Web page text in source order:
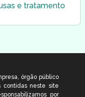
e tratamento
órgão público
contidas neste site
por